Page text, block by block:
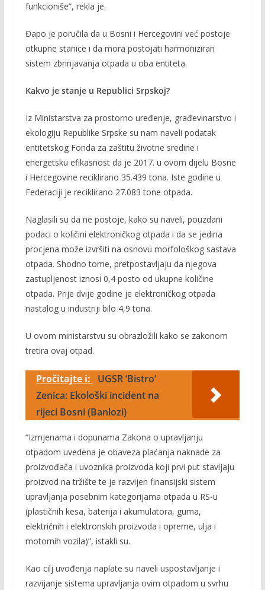
funkcioniše”, rekla je.
Đapo je poručila da u Bosni i Hercegovini već postoje
otkupne stanice i da mora postojati harmoniziran
sistem zbrinjavanja otpada u oba entiteta.
Kakvo je stanje u Republici Srpskoj?
Iz Ministarstva za prostorno uređenje, građevinarstvo i
ekologiju Republike Srpske su nam naveli podatak
entitetskog Fonda za zaštitu životne sredine i
energetsku efikasnost da je 2017. u ovom dijelu Bosne
i Hercegovine reciklirano 35.439 tona. Iste godine u
Federaciji je reciklirano 27.083 tone otpada.
Naglasili su da ne postoje, kako su naveli, pouzdani
podaci o količini elektroničkog otpada i da se jedina
procjena može izvršiti na osnovu morfološkog sastava
otpada. Shodno tome, pretpostavljaju da njegova
zastupljenost iznosi 0,4 posto od ukupne količine
otpada. Prije dvije godine je elektroničkog otpada
nastalog u industriji bilo 4,9 tona.
U ovom ministarstvu su obrazložili kako se zakonom
tretira ovaj otpad.
Pročitajte i:
UGSR ‘Bistro’
Zenica: Ekološki incident na
rijeci Bosni (Banlozi)
“Izmjenama i dopunama Zakona o upravljanju
otpadom uvedena je obaveza plaćanja naknade za
proizvođača i uvoznika proizvoda koji prvi put stavljaju
proizvod na tržište te je razvijen finansijski sistem
upravljanja posebnim kategorijama otpada u RS-u
(plastičnih kesa, baterija i akumulatora, guma,
električnih i elektronskih proizvoda i opreme, ulja i
motornih vozila)”, istakli su.
Kao cilj uvođenja naplate su naveli uspostavljanje i
razvijanje sistema upravljanja ovim otpadom u svrhu